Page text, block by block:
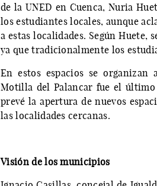
de la UNED en Cuenca, Nuria
los estudiantes locales, aunque
a estas localidades. Según Huete,
ya que tradicionalmente los
En estos espacios se organizan
Motilla del Palancar fue el
prevé la apertura de nuevos
las localidades cercanas.
Visión de los municipios